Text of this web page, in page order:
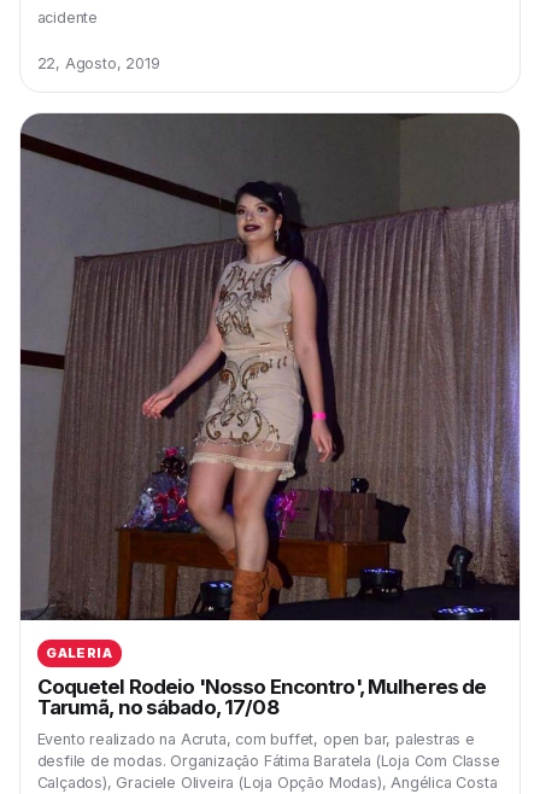
acidente
22, Agosto, 2019
GALERIA
Coquetel Rodeio 'Nosso Encontro', Mulheres de
Tarumã, no sábado, 17/08
Evento realizado na Acruta, com buffet, open bar, palestras e
desfile de modas. Organização Fátima Baratela (Loja Com Classe
Calçados), Graciele Oliveira (Loja Opção Modas), Angélica Costa